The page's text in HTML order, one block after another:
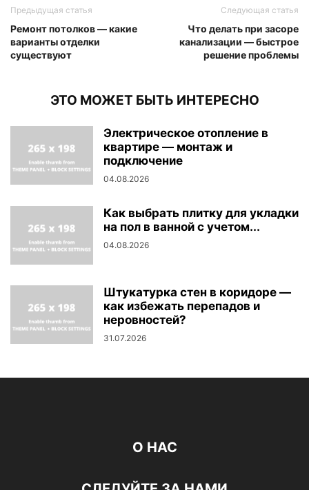
Предыдущая статья
Ремонт потолков — какие
варианты отделки
существуют
Следующая статья
Что делать при засоре
канализации — быстрое
решение проблемы
ЭТО МОЖЕТ БЫТЬ ИНТЕРЕСНО
Электрическое отопление в
квартире — монтаж и
подключение
04.08.2026
Как выбрать плитку для укладки
на пол в ванной с учетом...
04.08.2026
Штукатурка стен в коридоре —
как избежать перепадов и
неровностей?
31.07.2026
О НАС